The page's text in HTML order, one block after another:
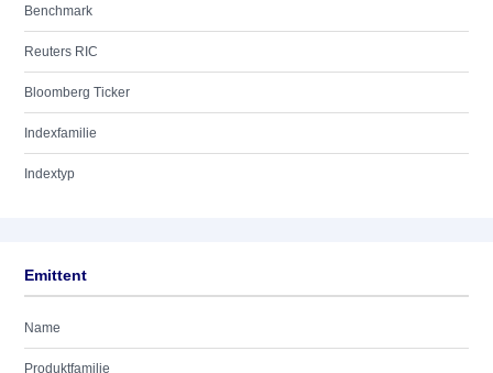
Benchmark
Reuters RIC
Bloomberg Ticker
Indexfamilie
Indextyp
Emittent
Name
Produktfamilie